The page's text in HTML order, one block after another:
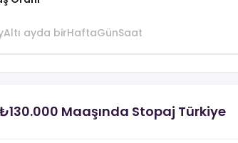
Altı ayda birHaftaGünSaat
Maaşında Stopaj Türkiye